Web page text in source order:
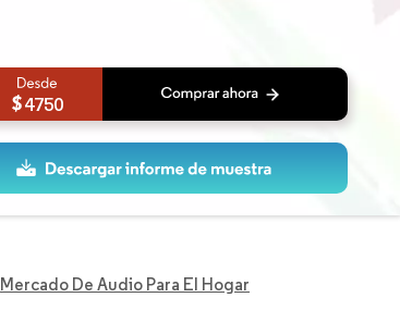
4750
Mercado De Audio Para El Hogar